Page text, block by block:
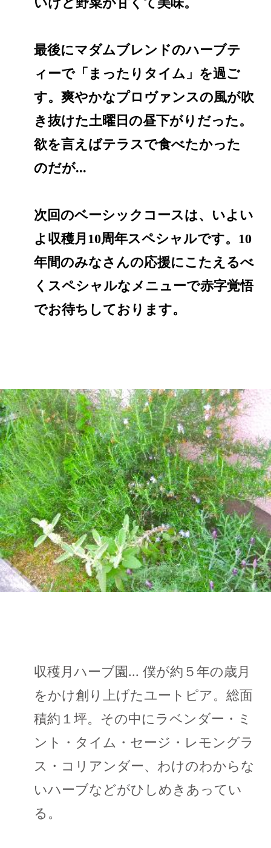
最後にマダムブレンドのハーブテ
ィーで「まったりタイム」を過ご
す。爽やかなプロヴァンスの風が吹
き抜けた土曜日の昼下がりだった。
欲を言えばテラスで食べたかった
のだが...
次回のベーシックコースは、いよい
よ収穫月10周年スペシャルです。10
年間のみなさんの応援にこたえるべ
くスペシャルなメニューで赤字覚悟
でお待ちしております。
収穫月ハーブ園... 僕が約５年の歳月
をかけ創り上げたユートピア。総面
積約１坪。その中にラベンダー・ミ
ント・タイム・セージ・レモングラ
ス・コリアンダー、わけのわからな
いハーブなどがひしめきあってい
る。